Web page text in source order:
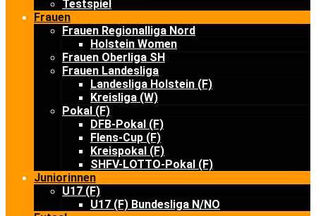
Testspiel
Frauen
Frauen Regionalliga Nord
Holstein Women
Frauen Oberliga SH
Frauen Landesliga
Landesliga Holstein (F)
Kreisliga (W)
Pokal (F)
DFB-Pokal (F)
Flens-Cup (F)
Kreispokal (F)
SHFV-LOTTO-Pokal (F)
Juniorinnen
U17 (F)
U17 (F) Bundesliga N/NO